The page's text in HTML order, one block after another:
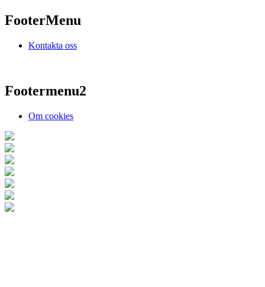
FooterMenu
Kontakta oss
Footermenu2
Om cookies